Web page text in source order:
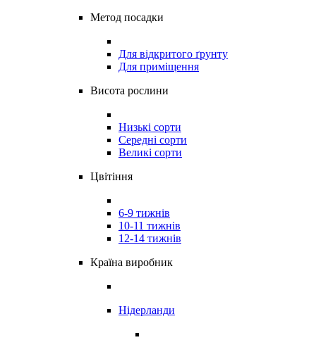
Метод посадки
Для відкритого ґрунту
Для приміщення
Висота рослини
Низькі сорти
Середні сорти
Великі сорти
Цвітіння
6-9 тижнів
10-11 тижнів
12-14 тижнів
Країна виробник
Нідерланди